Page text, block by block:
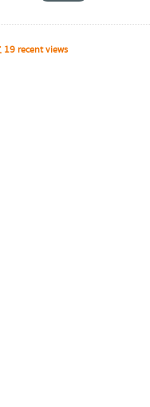
19 recent views